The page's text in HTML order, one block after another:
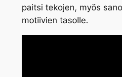
paitsi tekojen, myös
motiivien tasolle.